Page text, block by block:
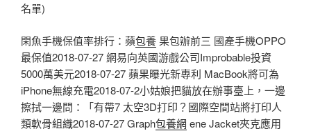
名單)
閑魚手機保值率排行：蘋包養 果包辦前三 國產手機OPPO
最保值2018-07-27 網易向英國游戲公司Improbable投資
5000萬美元2018-07-27 蘋果曝光新專利 MacBook將可為
iPhone無線充電2018-07-2小姑娘把貓放在辦事臺上，一邊
擦拭一邊問：「有帶7 太空3D打印？國際空間站將打印人
類軟骨組織2018-07-27 Graph包養網 ene Jacket夾克應用